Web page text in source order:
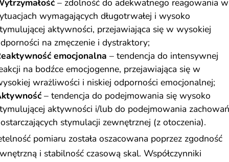
wymagających długotrwałej i wysoko
aktywności, przejawiająca się w wysokiej
na zmęczenie i dystraktory;
emocjonalna – tendencja do intensywnej
na bodźce emocjogenne, przejawiająca się w
wrażliwości i niskiej odporności emocjonalnej;
– tendencja do podejmowania się wysoko
aktywności i/lub do podejmowania zachowań
stymulacji zewnętrznej (z otoczenia).
pomiaru została oszacowana poprzez zgodność
i stabilność czasową skal. Współczynniki